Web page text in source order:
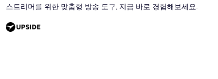
스트리머를 위한 맞춤형 방송 도구, 지금 바로 경험해보세요.